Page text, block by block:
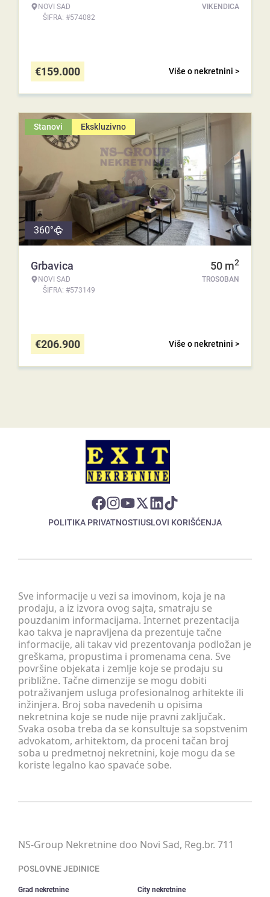
NOVI SAD
ŠIFRA: #574082
VIKENDICA
Više o nekretnini >
€159.000
Stanovi Ekskluzivno
360°
Grbavica
NOVI SAD
ŠIFRA: #573149
50 m2
TROSOBAN
Više o nekretnini >
€206.900
POLITIKA PRIVATNOSTIUSLOVI KORIŠĆENJA
Sve informacije u vezi sa imovinom, koja je na
prodaju, a iz izvora ovog sajta, smatraju se
pouzdanim informacijama. Internet prezentacija
kao takva je napravljena da prezentuje tačne
informacije, ali takav vid prezentovanja podložan je
greškama, propustima i promenama cena. Sve
površine objekata i zemlje koje se prodaju su
približne. Tačne dimenzije se mogu dobiti
potraživanjem usluga profesionalnog arhitekte ili
inžinjera. Broj soba navedenih u opisima
nekretnina koje se nude nije pravni zaključak.
Svaka osoba treba da se konsultuje sa sopstvenim
advokatom, arhitektom, da proceni tačan broj
soba u predmetnoj nekretnini, koje mogu da se
koriste legalno kao spavaće sobe.
NS-Group Nekretnine doo Novi Sad, Reg.br. 711
POSLOVNE JEDINICE
Grad nekretnine City nekretnine